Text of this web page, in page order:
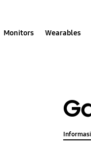
Monitors Wearables